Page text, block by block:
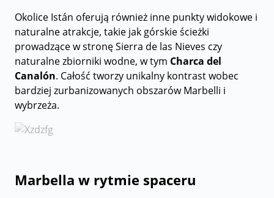
Okolice Istán oferują również inne punkty widokowe i
naturalne atrakcje, takie jak górskie ścieżki
prowadzące w stronę Sierra de las Nieves czy
naturalne zbiorniki wodne, w tym Charca del
Canalón. Całość tworzy unikalny kontrast wobec
bardziej zurbanizowanych obszarów Marbelli i
wybrzeża.
Marbella w rytmie spaceru